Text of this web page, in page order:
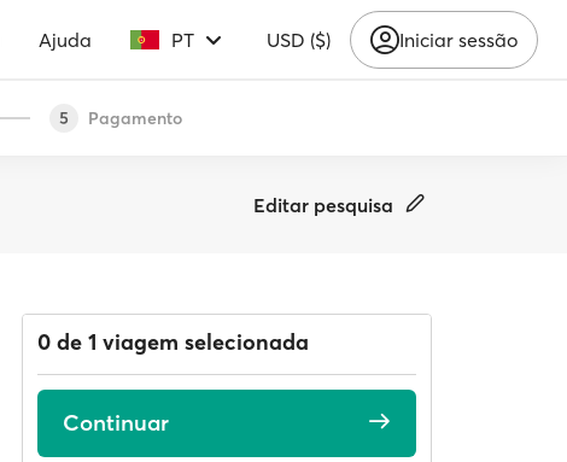
Ajuda PT USD ($) Iniciar sessão
5 Pagamento
Editar pesquisa
0 de 1 viagem selecionada
Continuar